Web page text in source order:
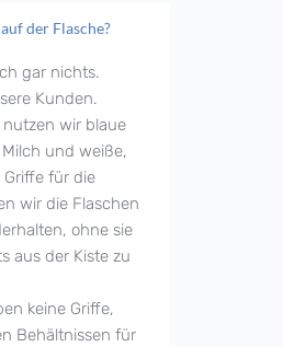
der Flasche?
gar nichts.
Kunden.
wir blaue
und weiße,
für die
wir die Flaschen
ohne sie
aus der Kiste zu
keine Griffe,
Behältnissen für